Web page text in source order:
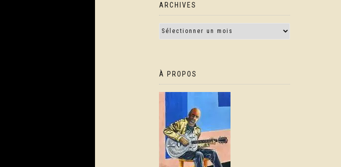
ARCHIVES
À PROPOS